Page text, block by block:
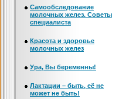
Самообследование
молочных желез. Советы
специалиста
Красота и здоровье
молочных желез
Ура, Вы беременны!
Лактации – быть, её не
может не быть!